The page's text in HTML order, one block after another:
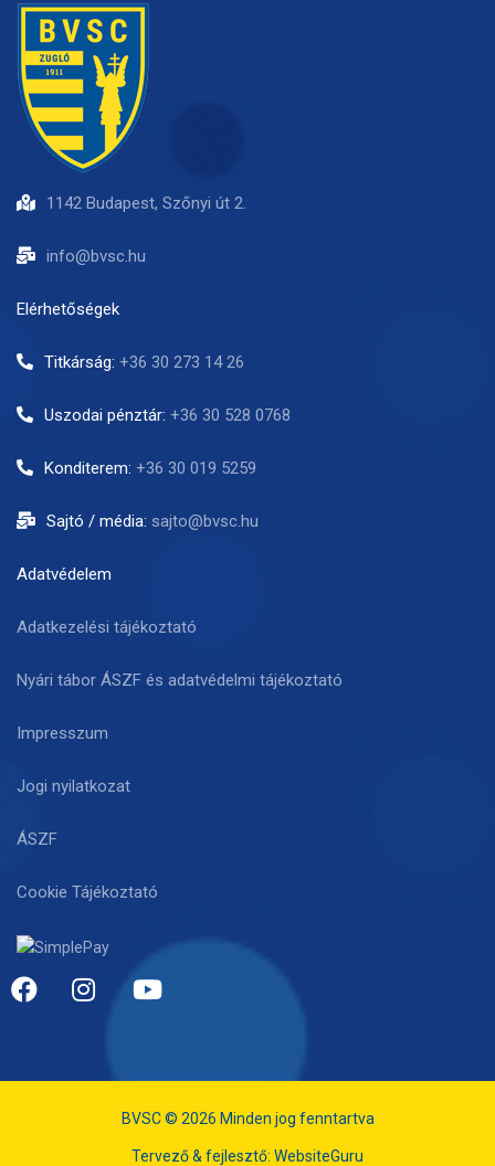
1142 Budapest, Szőnyi út 2.
info@bvsc.hu
Elérhetőségek
Titkárság: +36 30 273 14 26
Uszodai pénztár: +36 30 528 0768
Konditerem: +36 30 019 5259
Sajtó / média: sajto@bvsc.hu
Adatvédelem
Adatkezelési tájékoztató
Nyári tábor ÁSZF és adatvédelmi tájékoztató
Impresszum
Jogi nyilatkozat
ÁSZF
Cookie Tájékoztató
BVSC © 2026 Minden jog fenntartva
Tervező & fejlesztő: WebsiteGuru